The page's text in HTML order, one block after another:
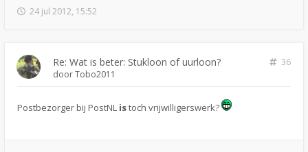
24 jul 2012, 15:52
Re: Wat is beter: Stukloon of uurloon?
36
doorTobo2011
Postbezorger bij PostNL istoch vrijwilligerswerk?